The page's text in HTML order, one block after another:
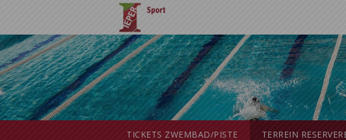
TICKETS ZWEMBAD/PISTE TERREIN